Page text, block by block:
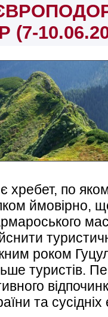
(7-
є хребет, по
ймовірно,
роком
туристів.
та